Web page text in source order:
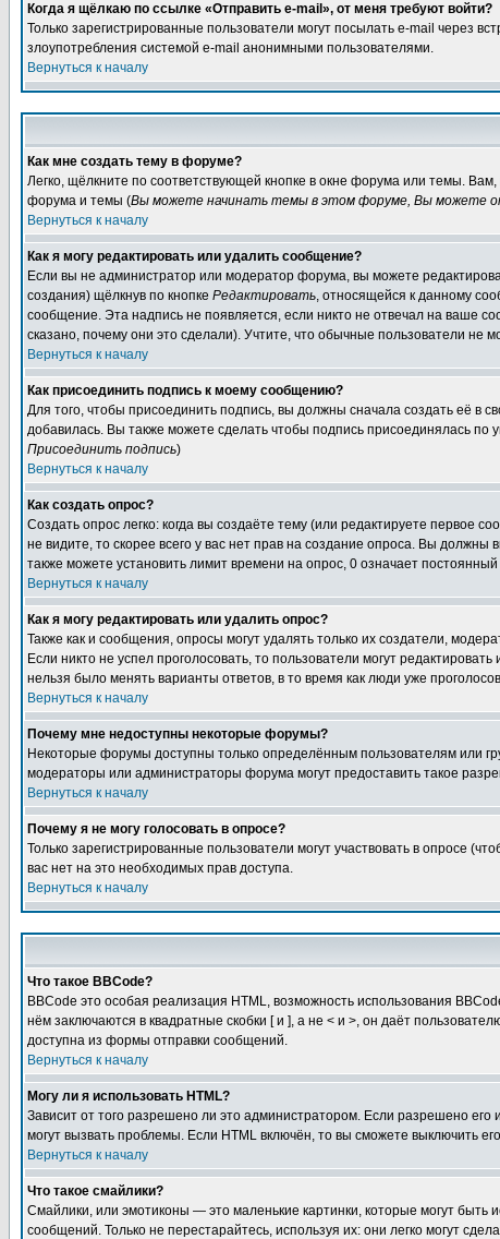
Когда я щёлкаю по ссылке «Отправить e-mail», от меня требуют войти?
Только зарегистрированные пользователи могут посылать e-mail через
злоупотребления системой e-mail анонимными пользователями.
Вернуться к началу
Как мне создать тему в форуме?
Легко, щёлкните по соответствующей кнопке в окне форума или темы.
форума и темы (Вы можете начинать темы в этом форуме, Вы можете
Вернуться к началу
Как я могу редактировать или удалить сообщение?
Если вы не администратор или модератор форума, вы можете
создания) щёлкнув по кнопке Редактировать, относящейся к данному
сообщение. Эта надпись не появляется, если никто не отвечал на ваше
сказано, почему они это сделали). Учтите, что обычные пользователи не
Вернуться к началу
Как присоединить подпись к моему сообщению?
Для того, чтобы присоединить подпись, вы должны сначала создать её в
добавилась. Вы также можете сделать чтобы подпись присоединялась
Присоединить подпись)
Вернуться к началу
Как создать опрос?
Создать опрос легко: когда вы создаёте тему (или редактируете первое
не видите, то скорее всего у вас нет прав на создание опроса. Вы
также можете установить лимит времени на опрос, 0 означает
Вернуться к началу
Как я могу редактировать или удалить опрос?
Также как и сообщения, опросы могут удалять только их создатели,
Если никто не успел проголосовать, то пользователи могут
нельзя было менять варианты ответов, в то время как люди уже
Вернуться к началу
Почему мне недоступны некоторые форумы?
Некоторые форумы доступны только определённым пользователям или
модераторы или администраторы форума могут предоставить такое
Вернуться к началу
Почему я не могу голосовать в опросе?
Только зарегистрированные пользователи могут участвовать в опросе
вас нет на это необходимых прав доступа.
Вернуться к началу
Что такое BBCode?
BBCode это особая реализация HTML, возможность использования
нём заключаются в квадратные скобки [ и ], а не < и >, он даёт
доступна из формы отправки сообщений.
Вернуться к началу
Могу ли я использовать HTML?
Зависит от того разрешено ли это администратором. Если разрешено его
могут вызвать проблемы. Если HTML включён, то вы сможете выключить
Вернуться к началу
Что такое смайлики?
Смайлики, или эмотиконы — это маленькие картинки, которые могут быть
сообщений. Только не перестарайтесь, используя их: они легко могут